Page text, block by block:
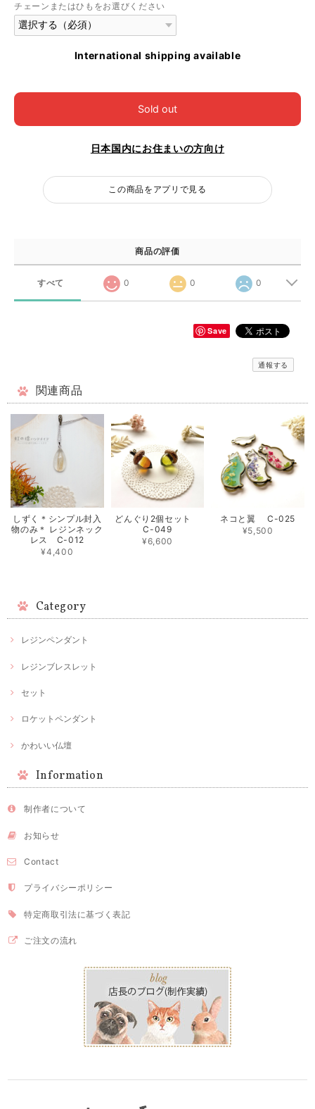
チェーンまたはひもをお選びください
International shipping available
Sold out
日本国内にお住まいの方向け
この商品をアプリで見る
商品の評価
すべて 0 0 0
Save
通報する
関連商品
しずく＊シンプル封入
物のみ＊ レジンネック
レス C-012
¥4,400
どんぐり2個セット
C-049
¥6,600
ネコと翼 C-025
¥5,500
Category
レジンペンダント
レジンブレスレット
セット
ロケットペンダント
かわいい仏壇
Information
制作者について
お知らせ
Contact
プライバシーポリシー
特定商取引法に基づく表記
ご注文の流れ